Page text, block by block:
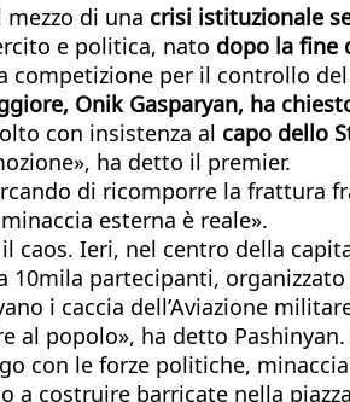
mezzo di una crisi istituzionale
e politica, nato dopo la fine
competizione per il controllo
Onik Gasparyan, ha
con insistenza al capo dello
ha detto il premier.
di ricomporre la frattura
esterna è reale».
caos. Ieri, nel centro della
10mila partecipanti,
i caccia dell’Aviazione
al popolo», ha detto
con le forze politiche,
a costruire barricate nella